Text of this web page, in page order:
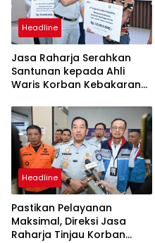
Headline
Jasa Raharja Serahkan
Santunan kepada Ahli
Waris Korban Kebakaran
Headline
Pastikan Pelayanan
Maksimal, Direksi Jasa
Raharja Tinjau Korban